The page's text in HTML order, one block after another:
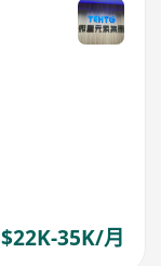
$22K-35K/月